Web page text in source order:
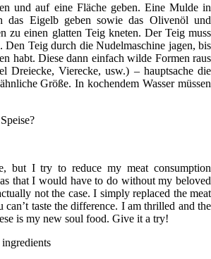
und auf eine Fläche geben. Eine Mulde in
das Eigelb geben sowie das Olivenöl und
zu einen glatten Teig kneten. Der Teig muss
Den Teig durch die Nudelmaschine jagen, bis
habt. Diese dann einfach wilde Formen raus
Dreiecke, Vierecke, usw.) – hauptsache die
Größe. In kochendem Wasser müssen
but I try to reduce my meat consumption
that I would have to do without my beloved
not the case. I simply replaced the meat
taste the difference. I am thrilled and the
is my new soul food. Give it a try!